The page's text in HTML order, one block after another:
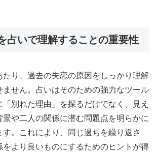
占いで理解することの重要性
たり、過去の失恋の原因をしっかり理解
ません。占いはそのための強力なツール
「別れた理由」を探るだけでなく、見え
景や二人の関係に潜む問題点を明らかに
。これにより、同じ過ちを繰り返さ
をより良いものにするためのヒントが得